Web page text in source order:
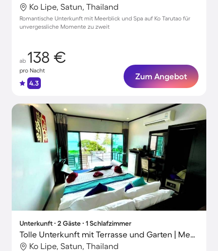
Ko Lipe, Satun, Thailand
Romantische Unterkunft mit Meerblick und Spa auf Ko Tarutao für
unvergessliche Momente zu zweit
ab 138 €
pro Nacht
4.3
Zum Angebot
Unterkunft ∙ 2 Gäste ∙ 1 Schlafzimmer
Tolle Unterkunft mit Terrasse und Garten | Meerblick | Neben dem Strand
Ko Lipe, Satun, Thailand